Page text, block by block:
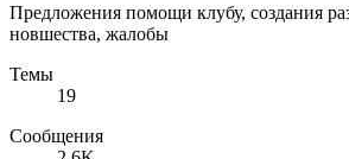
Предложения помощи клубу, создания
новшества, жалобы
Темы
19
Сообщения